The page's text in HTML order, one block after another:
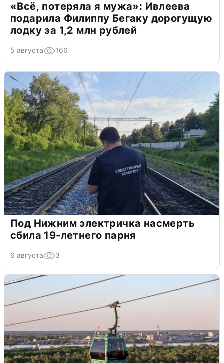
«Всё, потеряла я мужа»: Ивлеева
подарила Филиппу Бегаку дорогущую
лодку за 1,2 млн рублей
5 августа 166
Под Нижним электричка насмерть
сбила 19-летнего парня
6 августа 3